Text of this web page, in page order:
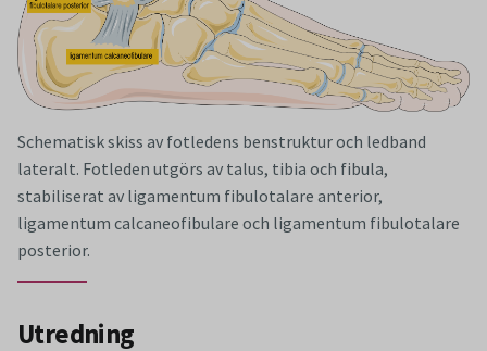
Schematisk skiss av fotledens benstruktur och ledband
lateralt. Fotleden utgörs av talus, tibia och fibula,
stabiliserat av ligamentum fibulotalare anterior,
ligamentum calcaneofibulare och ligamentum fibulotalare
posterior.
Utredning